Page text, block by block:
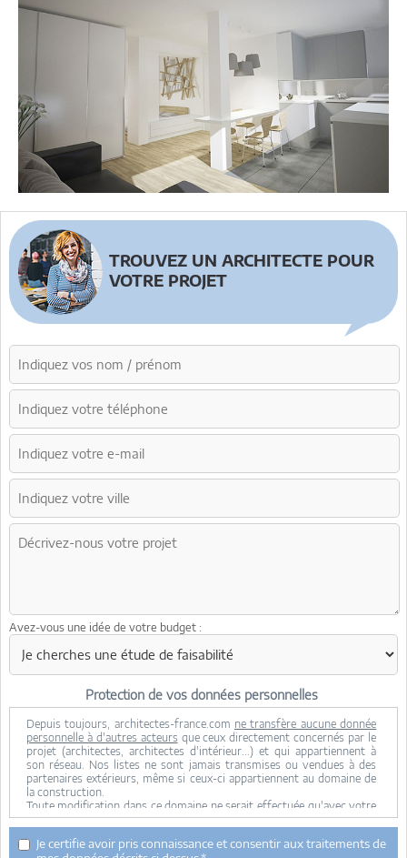
TROUVEZ UN ARCHITECTE POUR
VOTRE PROJET
Avez-vous une idée de votre budget :
Protection de vos données personnelles
Depuis toujours, architectes-france.com ne transfère aucune donnée
personnelle à d'autres acteurs que ceux directement concernés par le
projet (architectes, architectes d'intérieur...) et qui appartiennent à
son réseau. Nos listes ne sont jamais transmises ou vendues à des
partenaires extérieurs, même si ceux-ci appartiennent au domaine de
la construction.
Toute modification dans ce domaine ne serait effectuée qu'avec votre
consentement.
Je consens à ce que mes données personnelles soient collectées pour
permettre à architectes-france de transférer votre projet aux
Je certifie avoir pris connaissance et consentir aux traitements de